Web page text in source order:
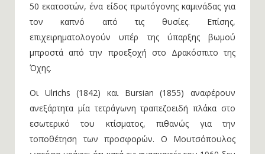
50 εκατοστών, ένα είδος πρωτόγονης καμινάδας για
τον καπνό από τις θυσίες. Επίσης,
επιχειρηματολογούν υπέρ της ύπαρξης βωμού
μπροστά από την προεξοχή στο Δρακόσπιτο της
Όχης.
Οι Ulrichs (1842) και Bursian (1855) αναφέρουν
ανεξάρτητα μία τετράγωνη τραπεζοειδή πλάκα στο
εσωτερικό του κτίσματος, πιθανώς για την
τοποθέτηση των προσφορών. Ο Μουτσόπουλος